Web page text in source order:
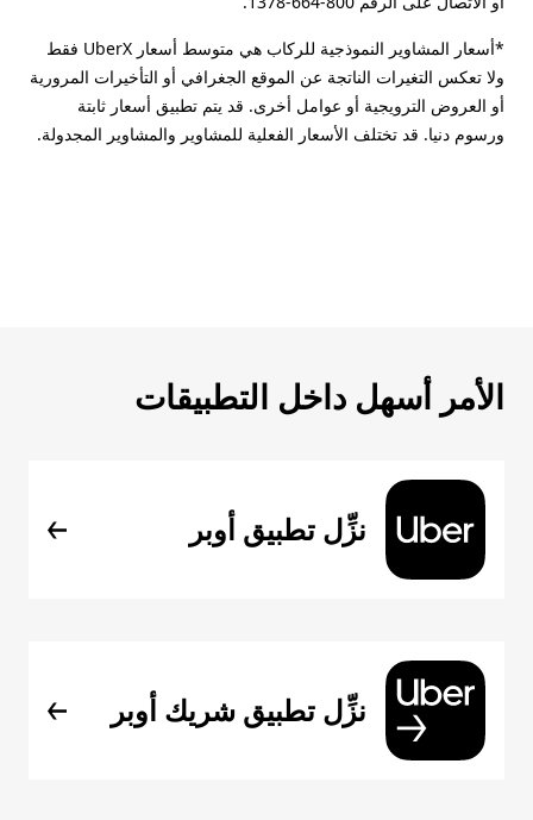
*أسعار المشاوير النموذجية للركاب هي متوسط أسعار UberX فقط
ولا تعكس التغيرات الناتجة عن الموقع الجغرافي أو التأخيرات المرورية
أو العروض الترويجية أو عوامل أخرى. قد يتم تطبيق أسعار ثابتة
ورسوم دنيا. قد تختلف الأسعار الفعلية للمشاوير والمشاوير المجدولة.
الأمر أسهل داخل التطبيقات
نزِّل تطبيق أوبر
نزِّل تطبيق شريك أوبر